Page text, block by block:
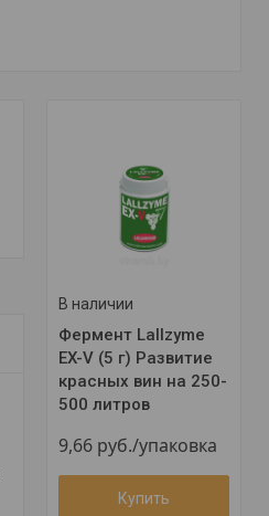
В наличии
Фермент Lallzyme
EX-V (5 г) Развитие
красных вин на 250-
500 литров
9,66 руб./упаковка
Купить